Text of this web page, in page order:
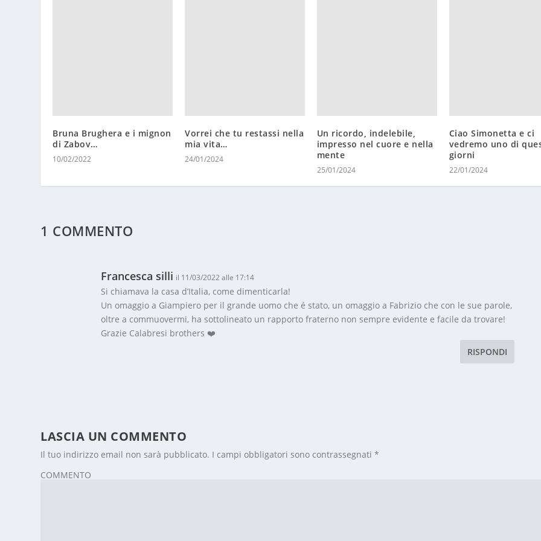
Bruna Brughera e i mignon
di Zabov…
10/02/2022
Vorrei che tu restassi nella
mia vita…
24/01/2024
Un ricordo, indelebile,
impresso nel cuore e nella
mente
25/01/2024
Ciao Simonetta e ci
vedremo uno di
giorni
22/01/2024
1 COMMENTO
Francesca silli il 11/03/2022 alle 17:14
Si chiamava la casa d’Italia, come dimenticarla!
Un omaggio a Giampiero per il grande uomo che é stato, un omaggio a Fabrizio che con le sue parole,
oltre a commuovermi, ha sottolineato un rapporto fraterno non sempre evidente e facile da trovare!
Grazie Calabresi brothers ❤️
RISPONDI
LASCIA UN COMMENTO
Il tuo indirizzo email non sarà pubblicato. I campi obbligatori sono contrassegnati*
COMMENTO